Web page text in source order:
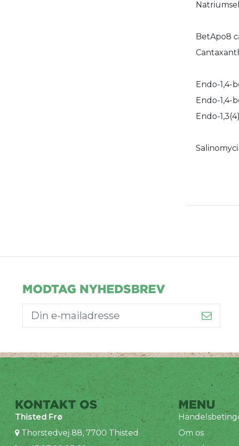
BetApo8
Endo-1,4-
Endo-1,4-
Endo-
MODTAG NYHEDSBREV
KONTAKT OS
Thisted Frø
Thorstedvej 88, 7700 Thisted
MENU
Om os